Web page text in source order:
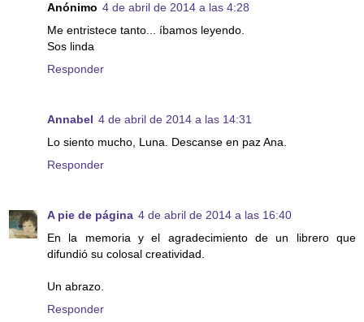
Anónimo 4 de abril de 2014 a las 4:28
Me entristece tanto... íbamos leyendo.
Sos linda
Responder
Annabel 4 de abril de 2014 a las 14:31
Lo siento mucho, Luna. Descanse en paz Ana.
Responder
A pie de página 4 de abril de 2014 a las 16:40
En la memoria y el agradecimiento de un librero que
difundió su colosal creatividad.
Un abrazo.
Responder